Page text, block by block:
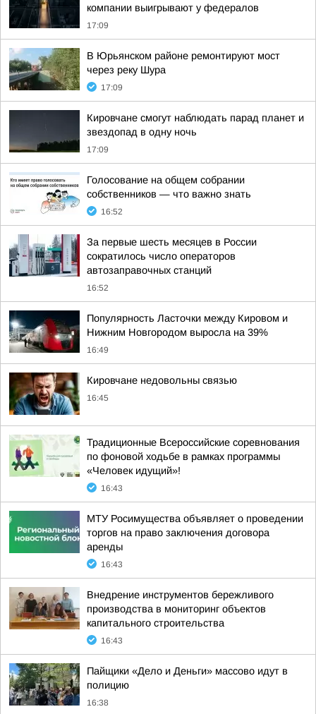
компании выигрывают у федералов
17:09
В Юрьянском районе ремонтируют мост
через реку Шура
17:09
Кировчане смогут наблюдать парад планет и
звездопад в одну ночь
17:09
Голосование на общем собрании
собственников — что важно знать
16:52
За первые шесть месяцев в России
сократилось число операторов
автозаправочных станций
16:52
Популярность Ласточки между Кировом и
Нижним Новгородом выросла на 39%
16:49
Кировчане недовольны связью
16:45
Традиционные Всероссийские соревнования
по фоновой ходьбе в рамках программы
«Человек идущий»!
16:43
МТУ Росимущества объявляет о проведении
торгов на право заключения договора
аренды
16:43
Внедрение инструментов бережливого
производства в мониторинг объектов
капитального строительства
16:43
Пайщики «Дело и Деньги» массово идут в
полицию
16:38